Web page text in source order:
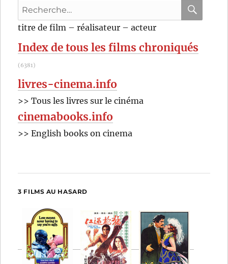
Recherche
pour
titre de film – réalisateur – acteur
Index de tous les films chroniqués
(6381)
livres-cinema.info
>> Tous les livres sur le cinéma
cinemabooks.info
>> English books on cinema
3 FILMS AU HASARD